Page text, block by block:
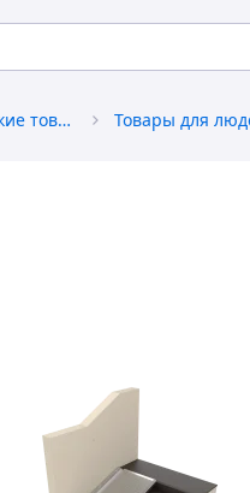
Медикаменты и медицинские товары